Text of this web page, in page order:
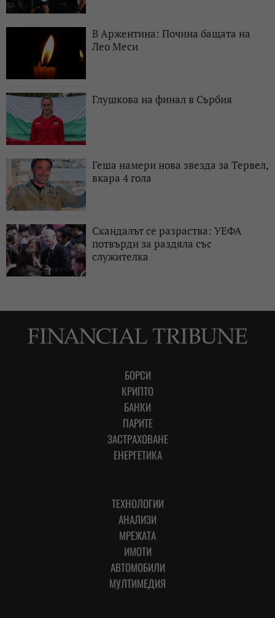
В Аржентина: Почина бащата на
Лео Меси
Глушкова на финал в Сърбия
Геша намери нова звезда за Тервел,
вкара 4 гола
Скандалът се разраства: УЕФА
потвърди за раздяла със
служителка
БОРСИ
КРИПТО
БАНКИ
ПАРИТЕ
ЗАСТРАХОВАНЕ
ЕНЕРГЕТИКА
ТЕХНОЛОГИИ
АНАЛИЗИ
МРЕЖАТА
ИМОТИ
АВТОМОБИЛИ
МУЛТИМЕДИЯ